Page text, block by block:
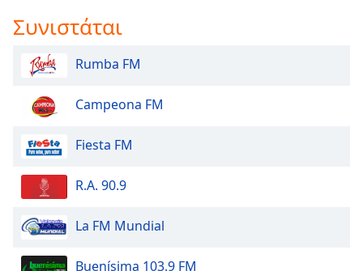
Συνιστάται
Rumba FM
Campeona FM
Fiesta FM
R.A. 90.9
La FM Mundial
Buenísima 103.9 FM